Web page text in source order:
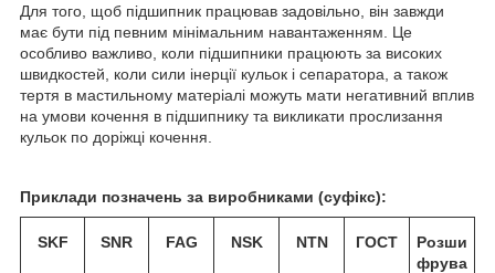
Для того, щоб підшипник працював задовільно, він завжди
має бути під певним мінімальним навантаженням. Це
особливо важливо, коли підшипники працюють за високих
швидкостей, коли сили інерції кульок і сепаратора, а також
тертя в мастильному матеріалі можуть мати негативний вплив
на умови кочення в підшипнику та викликати прослизання
кульок по доріжці кочення.
Приклади позначень за виробниками (суфікс):
SKF SNR FAG NSK NTN ГОСТ
Розши
фрува